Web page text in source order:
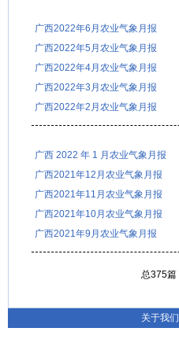
广西2022年6月农业气象月报
广西2022年5月农业气象月报
广西2022年4月农业气象月报
广西2022年3月农业气象月报
广西2022年2月农业气象月报
广西 2022 年 1 月农业气象月报
广西2021年12月农业气象月报
广西2021年11月农业气象月报
广西2021年10月农业气象月报
广西2021年9月农业气象月报
总375篇
关于我们